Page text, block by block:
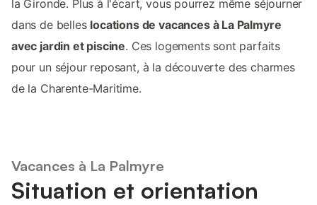
la Gironde. Plus à l'écart, vous pourrez même séjourner
dans de belles locations de vacances à La Palmyre
avec jardin et piscine. Ces logements sont parfaits
pour un séjour reposant, à la découverte des charmes
de la Charente-Maritime.
Vacances à La Palmyre
Situation et orientation